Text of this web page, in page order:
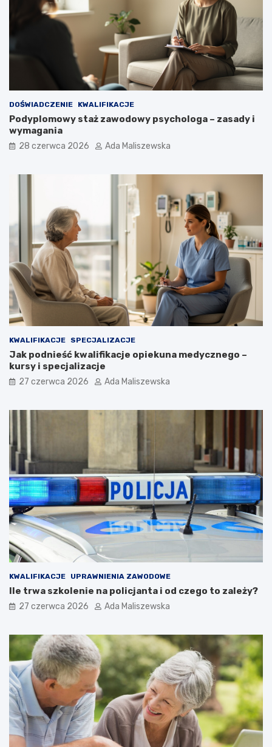
DOŚWIADCZENIE KWALIFIKACJE
Podyplomowy staż zawodowy psychologa – zasady i
wymagania
28 czerwca 2026 Ada Maliszewska
KWALIFIKACJE SPECJALIZACJE
Jak podnieść kwalifikacje opiekuna medycznego –
kursy i specjalizacje
27 czerwca 2026 Ada Maliszewska
KWALIFIKACJE UPRAWNIENIA ZAWODOWE
Ile trwa szkolenie na policjanta i od czego to zależy?
27 czerwca 2026 Ada Maliszewska